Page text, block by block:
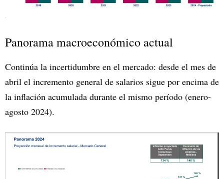
Panorama macroeconómico actual
Continúa la incertidumbre en el mercado: desde el mes de
abril el incremento general de salarios sigue por encima de
la inflación acumulada durante el mismo período (enero-
agosto 2024).